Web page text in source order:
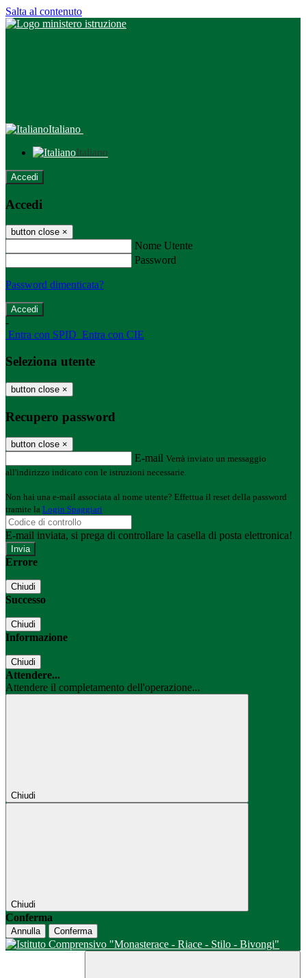
Salta al contenuto
Italiano
Italiano
Accedi
Accedi
button close ×
Nome Utente
Password
Password dimenticata?
-
Entra con SPID Entra con CIE
Seleziona utente
button close ×
Recupero password
button close ×
E-mail Verrà inviato un messaggio
all'indirizzo indicato con le istruzioni necessarie.
Non hai una e-mail associata al nome utente? Effettua il reset della password
tramite la Login Spaggiari
E-mail inviata, si prega di controllare la casella di posta elettronica!
Errore
Chiudi
Successo
Chiudi
Informazione
Chiudi
Attendere...
Attendere il completamento dell'operazione...
Chiudi
Chiudi
Conferma
Annulla Conferma